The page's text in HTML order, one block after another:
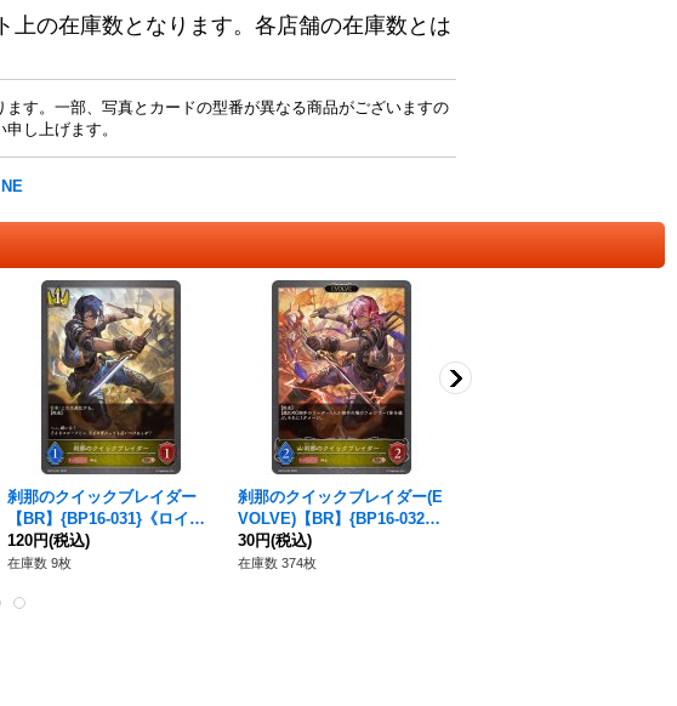
の在庫数となります。各店舗の在庫数とは
す。一部、写真とカードの型番が異なる商品がございますの
し上げます。
刹那のクイックブレイダー
【BR】{BP16-031}《ロイヤ
ル》
120円(税込)
在庫数 9枚
刹那のクイックブレイダー(E
VOLVE)【BR】{BP16-032}
《ロイヤル》
30円(税込)
在庫数 374枚